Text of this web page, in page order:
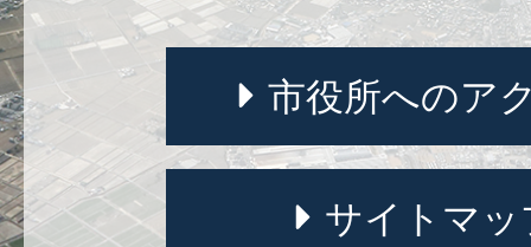
市役所へのア
サイトマッ